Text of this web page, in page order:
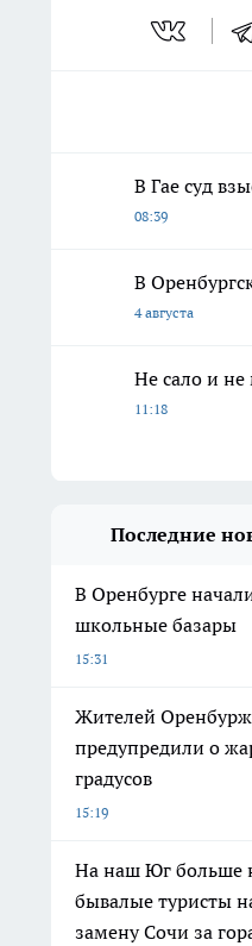
В Гае суд
08:39
В
4 августа
Не сало и
11:18
Последние
В Оренбурге
школьные базары
15:31
Жителей
предупредили о
градусов
15:19
На наш Юг больше
бывалые туристы
замену Сочи за